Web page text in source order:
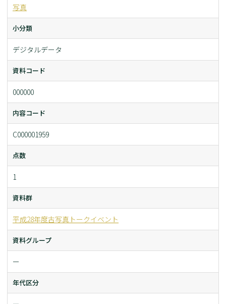
写真
小分類
デジタルデータ
資料コード
000000
内容コード
C000001959
点数
1
資料群
平成28年度古写真トークイベント
資料グループ
ー
年代区分